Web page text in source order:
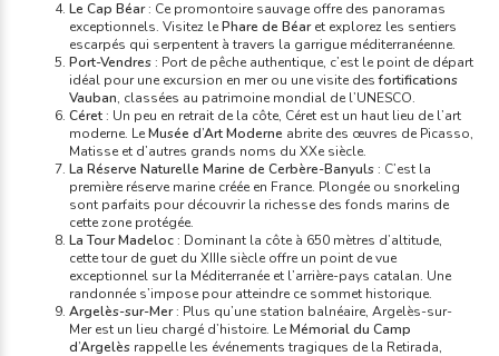
Le Cap Béar: Ce promontoire sauvage offre des panoramas
exceptionnels. Visitez lePhare de Béaret explorez les sentiers
escarpés qui serpentent à travers la garrigue méditerranéenne.
Port-Vendres : Port de pêche authentique, c’est le point de départ
idéal pour une excursion en mer ou une visite desfortifications
Vauban, classées au patrimoine mondial de l’UNESCO.
Céret : Un peu en retrait de la côte, Céret est un haut lieu de l’art
moderne. LeMusée d’Art Moderne abrite des œuvres de Picasso,
Matisse et d’autres grands noms du XXe siècle.
La Réserve Naturelle Marine de Cerbère-Banyuls : C’est la
première réserve marine créée en France. Plongée ou snorkeling
sont parfaits pour découvrir la richesse des fonds marins de
cette zone protégée.
La Tour Madeloc : Dominant la côte à 650 mètres d’altitude,
cette tour de guet du XIIIe siècle offre un point de vue
exceptionnel sur la Méditerranée et l’arrière-pays catalan. Une
randonnée s’impose pour atteindre ce sommet historique.
Argelès-sur-Mer: Plus qu’une station balnéaire, Argelès-sur-
Mer est un lieu chargé d’histoire. LeMémorial du Camp
d’Argelès rappelle les événements tragiques de la Retirada,